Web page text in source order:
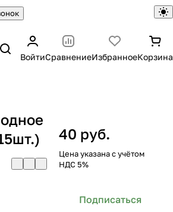
ВойтиСравнениеИзбранноеКорзина
40 руб.
Цена указана с учётом
НДС 5%
Подписаться